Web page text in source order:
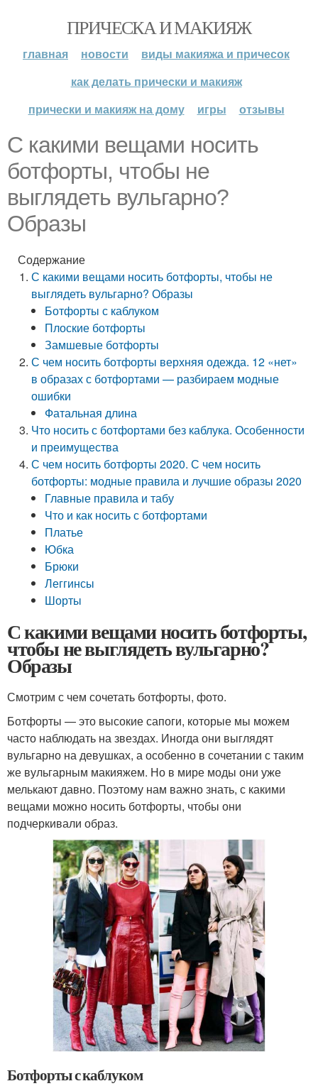
ПРИЧЕСКА И МАКИЯЖ
главная новости
виды макияжа и причесок
как делать прически и макияж
прически и макияж на дому
игры отзывы
С какими вещами носить
ботфорты, чтобы не
выглядеть вульгарно?
Образы
Содержание
С какими вещами носить ботфорты, чтобы не
выглядеть вульгарно? Образы
Ботфорты с каблуком
Плоские ботфорты
Замшевые ботфорты
С чем носить ботфорты верхняя одежда. 12 «нет»
в образах с ботфортами — разбираем модные
ошибки
Фатальная длина
Что носить с ботфортами без каблука. Особенности
и преимущества
С чем носить ботфорты 2020. С чем носить
ботфорты: модные правила и лучшие образы 2020
Главные правила и табу
Что и как носить с ботфортами
Платье
Юбка
Брюки
Леггинсы
Шорты
С какими вещами носить ботфорты,
чтобы не выглядеть вульгарно?
Образы
Смотрим с чем сочетать ботфорты, фото.
Ботфорты — это высокие сапоги, которые мы можем
часто наблюдать на звездах. Иногда они выглядят
вульгарно на девушках, а особенно в сочетании с таким
же вульгарным макияжем. Но в мире моды они уже
мелькают давно. Поэтому нам важно знать, с какими
вещами можно носить ботфорты, чтобы они
подчеркивали образ.
Ботфорты с каблуком